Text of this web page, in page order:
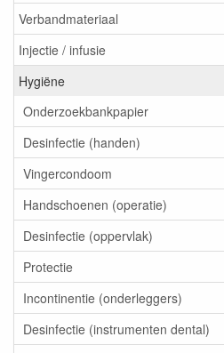
Verbandmateriaal
Injectie / infusie
Hygiëne
Onderzoekbankpapier
Desinfectie (handen)
Vingercondoom
Handschoenen (operatie)
Desinfectie (oppervlak)
Protectie
Incontinentie (onderleggers)
Desinfectie (instrumenten dental)